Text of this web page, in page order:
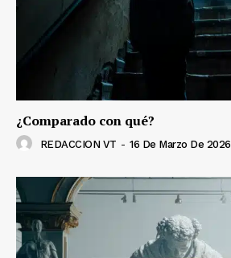
¿Comparado con qué?
REDACCION VT - 16 De Marzo De 2026